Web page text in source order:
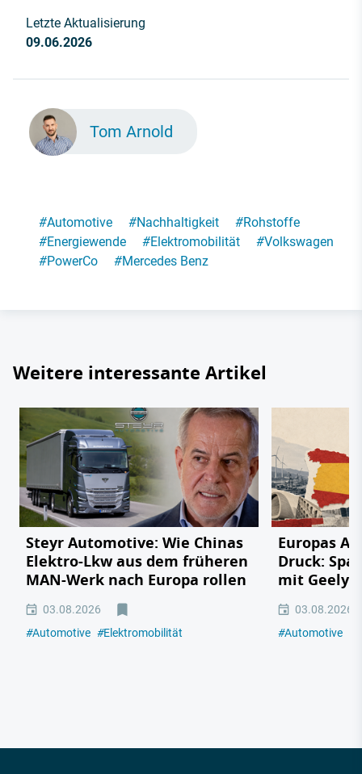
Letzte Aktualisierung
09.06.2026
Tom Arnold
#Automotive #Nachhaltigkeit #Rohstoffe
#Energiewende #Elektromobilität #Volkswagen
#PowerCo #Mercedes Benz
Weitere interessante Artikel
Steyr Automotive: Wie Chinas
Elektro-Lkw aus dem früheren
MAN-Werk nach Europa rollen
03.08.2026
#Automotive #Elektromobilität
Europas
Druck:
mit Geely,
03.08.2026
#Automotive